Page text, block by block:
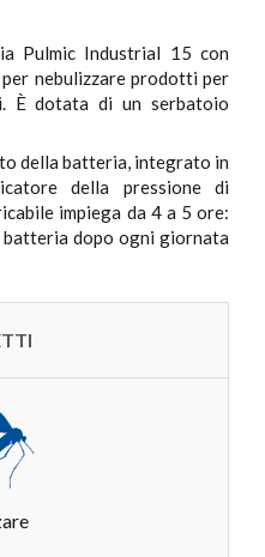
Pulmic Industrial 15 con
nebulizzare prodotti per
È dotata di un serbatoio
della batteria, integrato in
della pressione di
impiega da 4 a 5 ore:
dopo ogni giornata